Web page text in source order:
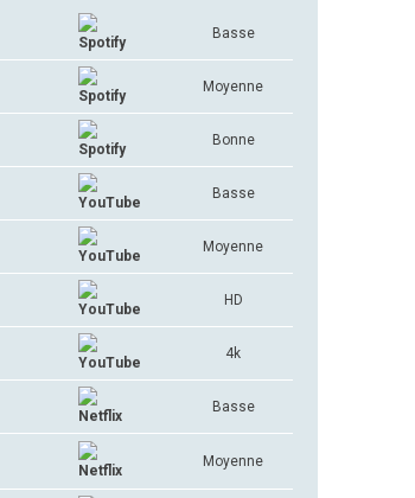
Basse
Moyenne
Bonne
Basse
Moyenne
HD
4k
Basse
Moyenne